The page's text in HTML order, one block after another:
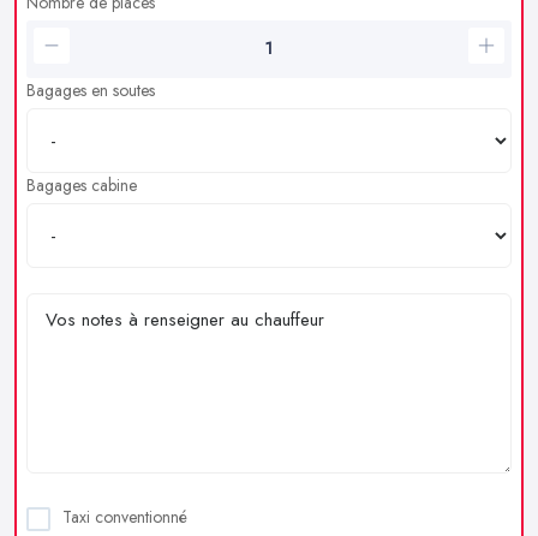
Bagages en soutes
Bagages cabine
Taxi conventionné